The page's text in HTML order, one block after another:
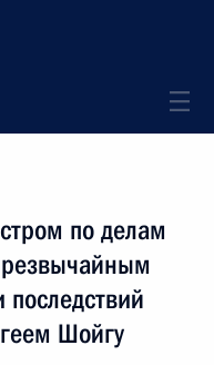
по делам
Шойгу